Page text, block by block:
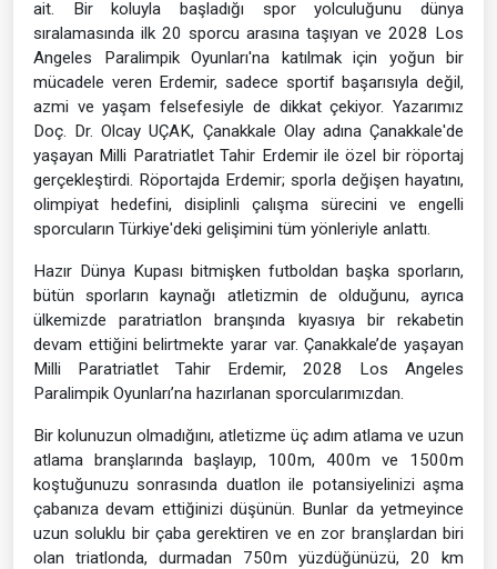
ait. Bir koluyla başladığı spor yolculuğunu dünya
sıralamasında ilk 20 sporcu arasına taşıyan ve 2028 Los
Angeles Paralimpik Oyunları'na katılmak için yoğun bir
mücadele veren Erdemir, sadece sportif başarısıyla değil,
azmi ve yaşam felsefesiyle de dikkat çekiyor. Yazarımız
Doç. Dr. Olcay UÇAK, Çanakkale Olay adına Çanakkale'de
yaşayan Milli Paratriatlet Tahir Erdemir ile özel bir röportaj
gerçekleştirdi. Röportajda Erdemir; sporla değişen hayatını,
olimpiyat hedefini, disiplinli çalışma sürecini ve engelli
sporcuların Türkiye'deki gelişimini tüm yönleriyle anlattı.
Hazır Dünya Kupası bitmişken futboldan başka sporların,
bütün sporların kaynağı atletizmin de olduğunu, ayrıca
ülkemizde paratriatlon branşında kıyasıya bir rekabetin
devam ettiğini belirtmekte yarar var. Çanakkale’de yaşayan
Milli Paratriatlet Tahir Erdemir, 2028 Los Angeles
Paralimpik Oyunları’na hazırlanan sporcularımızdan.
Bir kolunuzun olmadığını, atletizme üç adım atlama ve uzun
atlama branşlarında başlayıp, 100m, 400m ve 1500m
koştuğunuzu sonrasında duatlon ile potansiyelinizi aşma
çabanıza devam ettiğinizi düşünün. Bunlar da yetmeyince
uzun soluklu bir çaba gerektiren ve en zor branşlardan biri
olan triatlonda, durmadan 750m yüzdüğünüzü, 20 km